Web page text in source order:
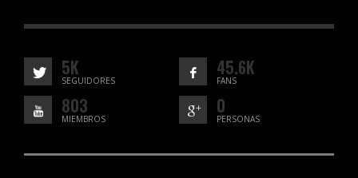
5K
SEGUIDORES
45.6K
FANS
803
MIEMBROS
0
PERSONAS